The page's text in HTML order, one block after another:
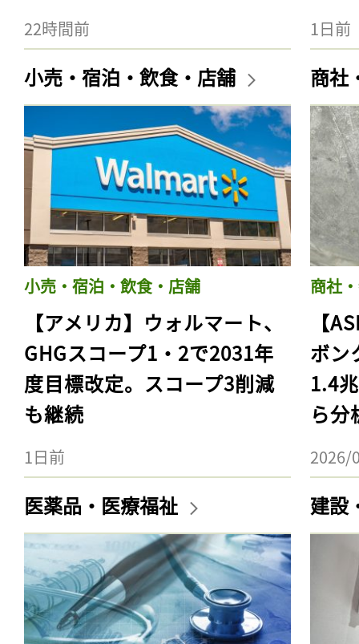
22時間前 1日前
小売・宿泊・飲食・店舗
小売・宿泊・飲食・店舗
【アメリカ】ウォルマート、
GHGスコープ1・2で2031年
度目標改定。スコープ3削減
も継続
1日前
商社
商社
【
ボン
1.4
ら分
2026/
医薬品・医療福祉 建設